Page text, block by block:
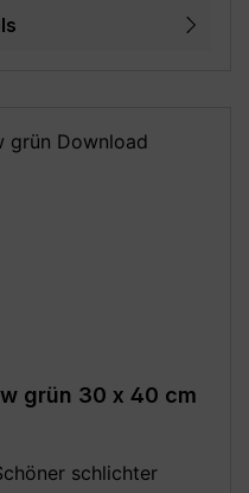
- 42 x 59,4 cm (DIN
Artikelbild
grün 30 x 40 cm